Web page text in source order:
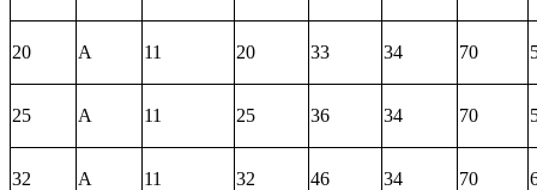
20 А 11 20 33 34 70
25 А 11 25 36 34 70
32 А 11 32 46 34 70